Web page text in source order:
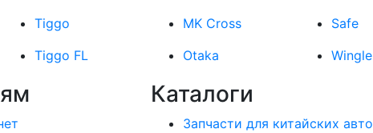
Tiggo
Tiggo FL
MK Cross
Otaka
Safe
Wingle
Каталоги
Запчасти для китайских авто